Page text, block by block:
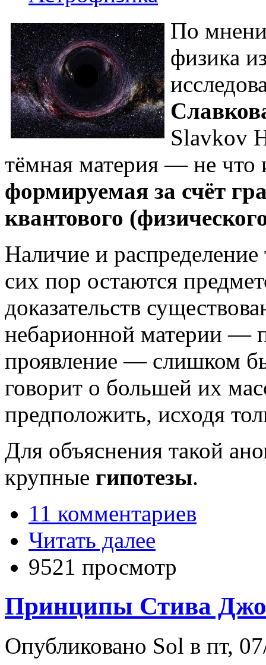
По
физика
Slavkov
тёмная материя — не что
формируемая за счёт
квантового
Наличие и
сих пор остаются
доказательств
небарионной материи —
проявление — слишком
говорит о большей их
предположить, исходя
Для объяснения такой
крупные гипотезы.
11 комментариев
Читать далее
9521 просмотр
Принципы Стива
Опубликовано Sol в пт,